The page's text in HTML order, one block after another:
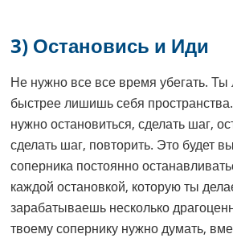
3) Остановись и Иди
Не нужно все все время убегать.
быстрее лишишь себя
нужно остановиться, сделать шаг,
сделать шаг, повторить. Это будет
соперника постоянно
каждой остановкой, которую ты
зарабатываешь несколько
твоему сопернику нужно думать,